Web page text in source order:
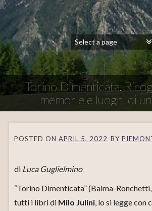
Torino Dimenticata.
memorie e luoghi di
POSTED ON APRIL 5, 2022 BY
di Luca Guglielmino
“Torino Dimenticata” (Baima-
tutti i libri di Milo Julini, lo si legge con